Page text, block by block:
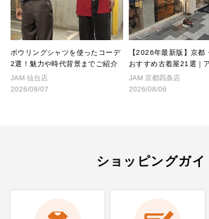
ボウリングシャツを使ったコーデ
2選！魅力や時代背景までご紹介
JAM 仙台店
2026/08/07
【2026年最新版】京都
おすすめ古着屋21選｜
好な絶対行くべきショッ
JAM 京都四条店
2026/08/06
ショッピングガイ